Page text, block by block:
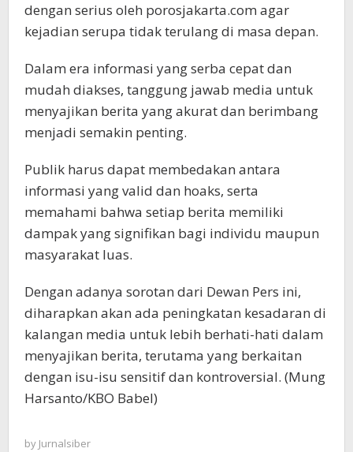
dengan serius oleh porosjakarta.com agar
kejadian serupa tidak terulang di masa depan.
Dalam era informasi yang serba cepat dan
mudah diakses, tanggung jawab media untuk
menyajikan berita yang akurat dan berimbang
menjadi semakin penting.
Publik harus dapat membedakan antara
informasi yang valid dan hoaks, serta
memahami bahwa setiap berita memiliki
dampak yang signifikan bagi individu maupun
masyarakat luas.
Dengan adanya sorotan dari Dewan Pers ini,
diharapkan akan ada peningkatan kesadaran di
kalangan media untuk lebih berhati-hati dalam
menyajikan berita, terutama yang berkaitan
dengan isu-isu sensitif dan kontroversial. (Mung
Harsanto/KBO Babel)
by Jurnalsiber